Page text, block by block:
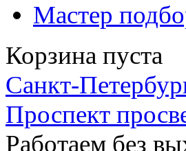
Мастер
Корзина пуста
Санкт-
Проспект
Работаем без